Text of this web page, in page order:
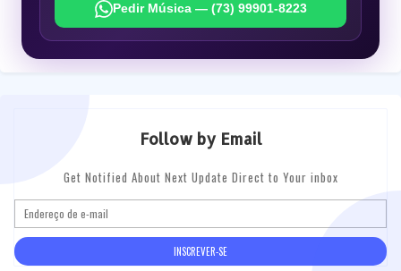
Pedir Música — (73) 99901-8223
Follow by Email
Get Notified About Next Update Direct to Your inbox